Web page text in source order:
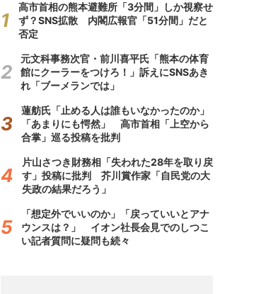
高市首相の熊本避難所「3分間」しか視察せ
ず？SNS拡散 内閣広報官「51分間」だと
否定
元文科事務次官・前川喜平氏「熊本の体育
館にクーラーをつけろ！」訴えにSNSあき
れ「ブーメランでは」
蓮舫氏「止める人は誰もいなかったのか」
「あまりにも愕然」 高市首相「上空から
合掌」巡る投稿を批判
片山さつき財務相「失われた28年を取り戻
す」投稿に批判 芥川賞作家「自民党の大
失政の結果だろう」
「想定外でいいのか」「戻っていいとアナ
ウンスは？」 イオン社長会見でのしつこ
い記者質問に疑問も続々